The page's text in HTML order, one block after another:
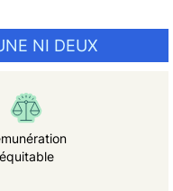
NI DEUX
équitable